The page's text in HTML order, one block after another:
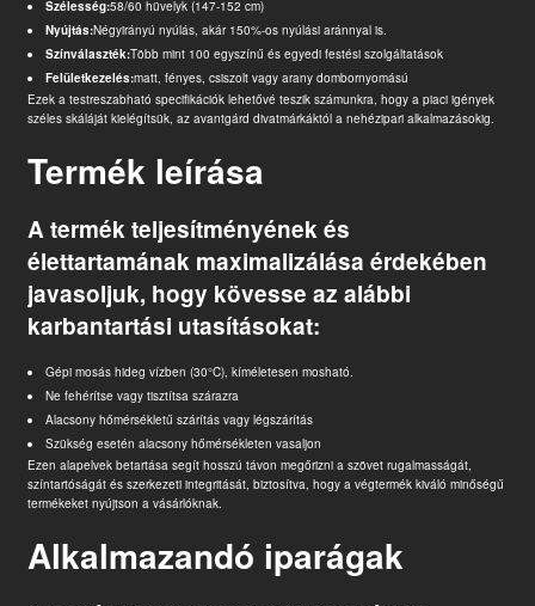
Szélesség:58/60 hüvelyk (147-152 cm)
Nyújtás:Négyirányú nyúlás, akár 150%-os nyúlási aránnyal is.
Színválaszték:Több mint 100 egyszínű és egyedi festési szolgáltatások
Felületkezelés:matt, fényes, csiszolt vagy arany dombornyomású
Ezek a testreszabható specifikációk lehetővé teszik számunkra, hogy a piaci igények
széles skáláját kielégítsük, az avantgárd divatmárkáktól a nehézipari alkalmazásokig.
Termék leírása
A termék teljesítményének és
élettartamának maximalizálása érdekében
javasoljuk, hogy kövesse az alábbi
karbantartási utasításokat:
Gépi mosás hideg vízben (30°C), kíméletesen mosható.
Ne fehérítse vagy tisztítsa szárazra
Alacsony hőmérsékletű szárítás vagy légszárítás
Szükség esetén alacsony hőmérsékleten vasaljon
Ezen alapelvek betartása segít hosszú távon megőrizni a szövet rugalmasságát,
színtartóságát és szerkezeti integritását, biztosítva, hogy a végtermék kiváló minőségű
termékeket nyújtson a vásárlóknak.
Alkalmazandó iparágak